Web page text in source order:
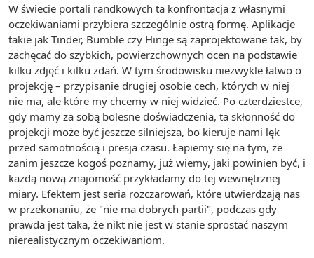
W świecie portali randkowych ta konfrontacja z własnymi
oczekiwaniami przybiera szczególnie ostrą formę. Aplikacje
takie jak Tinder, Bumble czy Hinge są zaprojektowane tak, by
zachęcać do szybkich, powierzchownych ocen na podstawie
kilku zdjęć i kilku zdań. W tym środowisku niezwykle łatwo o
projekcję – przypisanie drugiej osobie cech, których w niej
nie ma, ale które my chcemy w niej widzieć. Po czterdziestce,
gdy mamy za sobą bolesne doświadczenia, ta skłonność do
projekcji może być jeszcze silniejsza, bo kieruje nami lęk
przed samotnością i presja czasu. Łapiemy się na tym, że
zanim jeszcze kogoś poznamy, już wiemy, jaki powinien być, i
każdą nową znajomość przykładamy do tej wewnętrznej
miary. Efektem jest seria rozczarowań, które utwierdzają nas
w przekonaniu, że "nie ma dobrych partii", podczas gdy
prawda jest taka, że nikt nie jest w stanie sprostać naszym
nierealistycznym oczekiwaniom.